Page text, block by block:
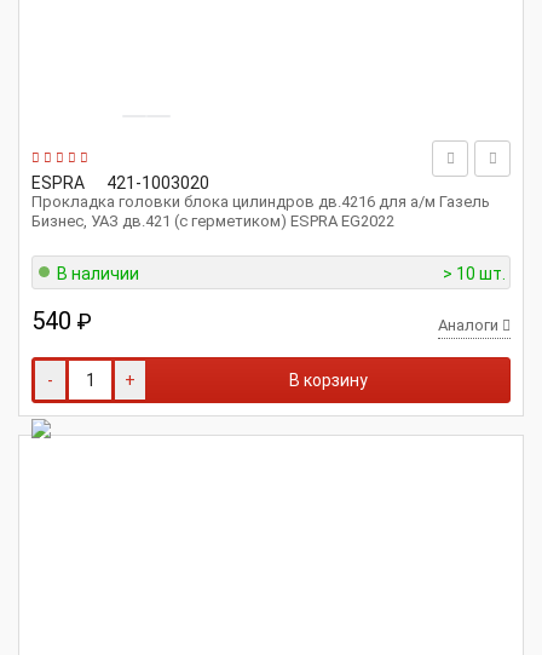
ESPRA 421-1003020
Прокладка головки блока цилиндров дв.4216 для а/м Газель
Бизнес, УАЗ дв.421 (с герметиком) ESPRA EG2022
В наличии > 10 шт.
540 ₽ Аналоги
- + В корзину